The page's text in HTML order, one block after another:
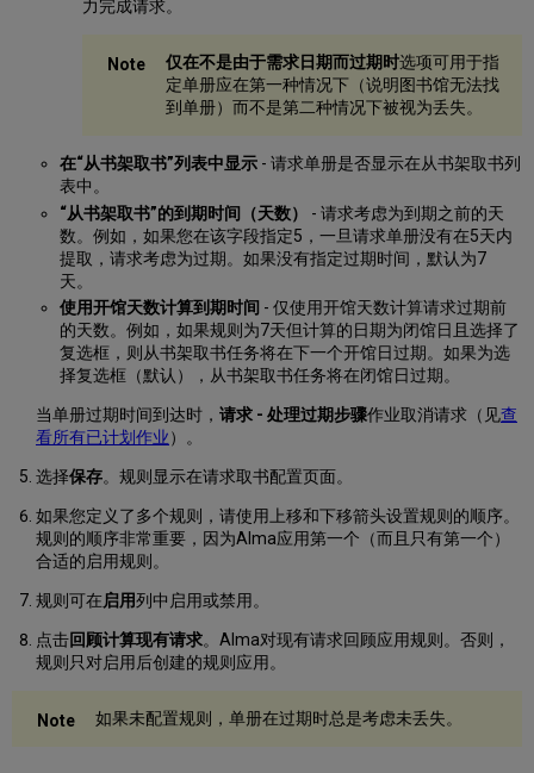
力完成请求。
仅在不是由于需求日期而过期时选项可用于指
定单册应在第一种情况下（说明图书馆无法找
到单册）而不是第二种情况下被视为丢失。
在“从书架取书”列表中显示- 请求单册是否显示在从书架取书列
表中。
“从书架取书”的到期时间（天数）
- 请求考虑为到期之前的天
数。例如，如果您在该字段指定5，一旦请求单册没有在5天内
提取，请求考虑为过期。如果没有指定过期时间，默认为7
天。
使用开馆天数计算到期时间 - 仅使用开馆天数计算请求过期前
的天数。例如，如果规则为7天但计算的日期为闭馆日且选择了
复选框，则从书架取书任务将在下一个开馆日过期。如果为选
择复选框（默认），从书架取书任务将在闭馆日过期。
当单册过期时间到达时， 请求 - 处理过期步骤作业取消请求（见查
看所有已计划作业）。
选择保存。规则显示在请求取书配置页面。
如果您定义了多个规则，请使用上移和下移箭头设置规则的顺序。
规则的顺序非常重要，因为Alma应用第一个（而且只有第一个）
合适的启用规则。
规则可在启用列中启用或禁用。
点击回顾计算现有请求。Alma对现有请求回顾应用规则。否则，
规则只对启用后创建的规则应用。
如果未配置规则，单册在过期时总是考虑未丢失。